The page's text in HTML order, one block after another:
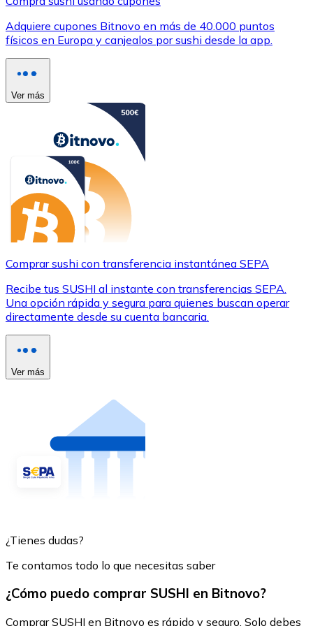
Adquiere cupones Bitnovo en más de 40.000 puntos
físicos en Europa y canjealos por sushi desde la app.
Ver más
Comprar sushi con transferencia instantánea SEPA
Recibe tus SUSHI al instante con transferencias SEPA.
Una opción rápida y segura para quienes buscan operar
directamente desde su cuenta bancaria.
Ver más
¿Tienes dudas?
Te contamos todo lo que necesitas saber
¿Cómo puedo comprar SUSHI en Bitnovo?
Comprar SUSHI en Bitnovo es rápido y seguro. Solo debes